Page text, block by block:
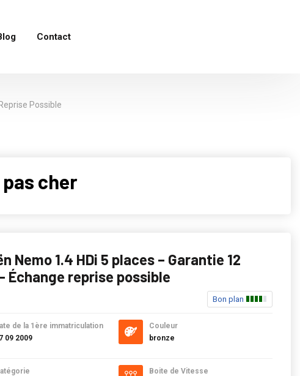
Contact
Possible
pas cher
Nemo 1.4 HDi 5 places – Garantie 12
Échange reprise possible
Bon plan
de la 1ère immatriculation
09 2009
Couleur
bronze
Boite de Vitesse